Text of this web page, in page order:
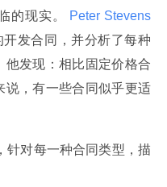
的现实。
发合同，并分析了每种
他发现：相比固定价格合
说，有一些合同似乎更适
针对每一种合同类型，描